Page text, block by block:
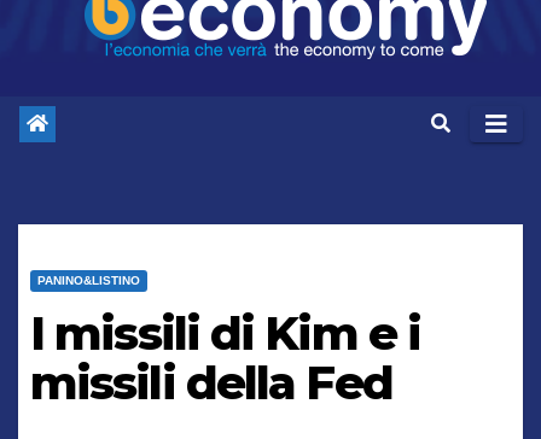
PANINO&LISTINO
I missili di Kim e i
missili della Fed